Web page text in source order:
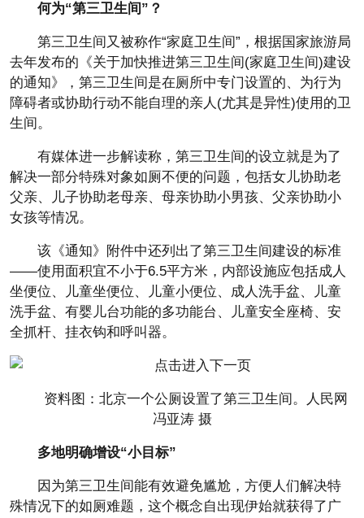
何为“第三卫生间”？
第三卫生间又被称作“家庭卫生间”，根据国家旅游局
去年发布的《关于加快推进第三卫生间(家庭卫生间)建设
的通知》，第三卫生间是在厕所中专门设置的、为行为
障碍者或协助行动不能自理的亲人(尤其是异性)使用的卫
生间。
有媒体进一步解读称，第三卫生间的设立就是为了
解决一部分特殊对象如厕不便的问题，包括女儿协助老
父亲、儿子协助老母亲、母亲协助小男孩、父亲协助小
女孩等情况。
该《通知》附件中还列出了第三卫生间建设的标准
——使用面积宜不小于6.5平方米，内部设施应包括成人
坐便位、儿童坐便位、儿童小便位、成人洗手盆、儿童
洗手盆、有婴儿台功能的多功能台、儿童安全座椅、安
全抓杆、挂衣钩和呼叫器。
资料图：北京一个公厕设置了第三卫生间。人民网
冯亚涛 摄
多地明确增设“小目标”
因为第三卫生间能有效避免尴尬，方便人们解决特
殊情况下的如厕难题，这个概念自出现伊始就获得了广